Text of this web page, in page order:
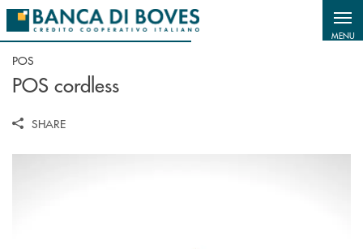
Salta al contenuto principale
MENU
POS
POS cordless
SHARE